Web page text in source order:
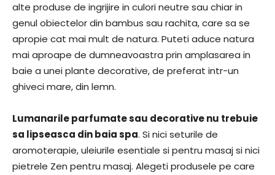
alte produse de ingrijire in culori neutre sau chiar in
genul obiectelor din bambus sau rachita, care sa se
apropie cat mai mult de natura. Puteti aduce natura
mai aproape de dumneavoastra prin amplasarea in
baie a unei plante decorative, de preferat intr-un
ghiveci mare, din lemn.
Lumanarile parfumate sau decorative nu trebuie
sa lipseasca din baia spa. Si nici seturile de
aromoterapie, uleiurile esentiale si pentru masaj si nici
pietrele Zen pentru masaj. Alegeti produsele pe care